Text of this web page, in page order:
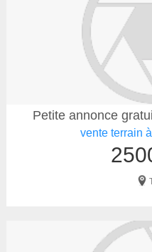
Petite annonce
vente terrain